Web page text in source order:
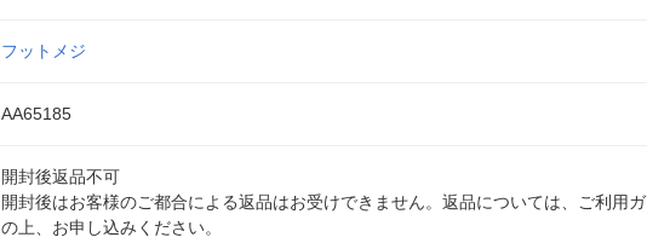
フットメジ
AA65185
開封後返品不可
開封後はお客様のご都合による返品はお受けできません。返品については、ご利用
の上、お申し込みください。